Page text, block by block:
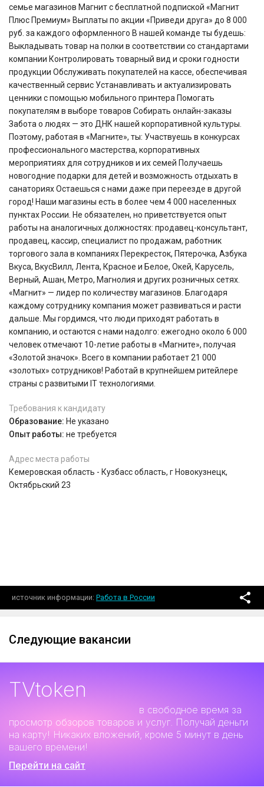
семье магазинов Магнит с бесплатной подпиской «Магнит
Плюс Премиум» Выплаты по акции «Приведи друга» до 8 000
руб. за каждого оформленного В нашей команде ты будешь:
Выкладывать товар на полки в соответствии со стандартами
компании Контролировать товарный вид и сроки годности
продукции Обслуживать покупателей на кассе, обеспечивая
качественный сервис Устанавливать и актуализировать
ценники с помощью мобильного принтера Помогать
покупателям в выборе товаров Собирать онлайн-заказы
Забота о людях — это ДНК нашей корпоративной культуры.
Поэтому, работая в «Магните», ты: Участвуешь в конкурсах
профессионального мастерства, корпоративных
мероприятиях для сотрудников и их семей Получаешь
новогодние подарки для детей и возможность отдыхать в
санаториях Остаешься с нами даже при переезде в другой
город! Наши магазины есть в более чем 4 000 населенных
пунктах России. Не обязателен, но приветствуется опыт
работы на аналогичных должностях: продавец-консультант,
продавец, кассир, специалист по продажам, работник
торгового зала в компаниях Перекресток, Пятерочка, Азбука
Вкуса, ВкусВилл, Лента, Красное и Белое, Окей, Карусель,
Верный, Ашан, Метро, Магнолия и других розничных сетях.
«Магнит» — лидер по количеству магазинов. Благодаря
каждому сотруднику компания может развиваться и расти
дальше. Мы гордимся, что люди приходят работать в
компанию, и остаются с нами надолго: ежегодно около 6 000
человек отмечают 10-летие работы в «Магните», получая
«Золотой значок». Всего в компании работает 21 000
«золотых» сотрудников! Работай в крупнейшем ритейлере
страны с развитыми IT технологиями.
Требования к кандидату
Образование: Не указано
Опыт работы: не требуется
Адрес места работы
Кемеровская область - Кузбасс область, г Новокузнецк,
Октябрьский 23
источник информации Работа в России
Следующие вакансии
TVtoken
в свободное время за
просмотр обзоров товаров и услуг. Получай деньги
на карту! Никаких вложений, кроме 5 минут в день
вашего времени!
Перейти на сайт